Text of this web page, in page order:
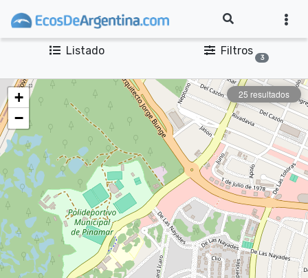
Listado Filtros
3
+
−
25 resultados